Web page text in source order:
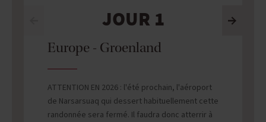
JOUR 1
Europe - Groenland
ATTENTION EN 2026 : l'été prochain, l'aéroport
de Narsarsuaq qui dessert habituellement cette
randonnée sera fermé. Il faudra donc atterrir à